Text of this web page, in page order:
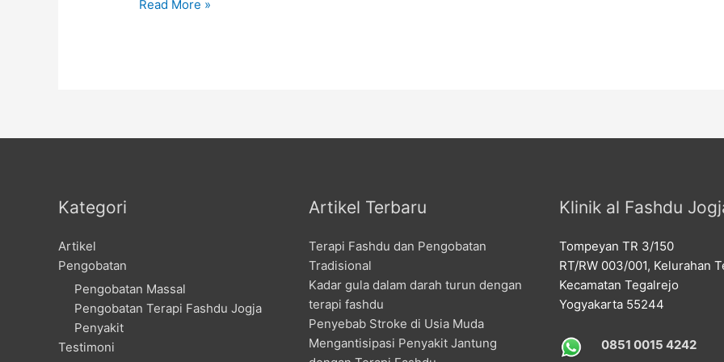
Fashdu
Read More »
Kategori
Artikel
Pengobatan
Pengobatan Massal
Pengobatan Terapi Fashdu Jogja
Penyakit
Testimoni
Artikel Terbaru
Terapi Fashdu dan Pengobatan
Tradisional
Kadar gula dalam darah turun dengan
terapi fashdu
Penyebab Stroke di Usia Muda
Mengantisipasi Penyakit Jantung
Klinik al Fashdu
Tompeyan TR 3/150
RT/RW 003/001, Kelurahan
Kecamatan Tegalrejo
Yogyakarta 55244
0851 0015 4242